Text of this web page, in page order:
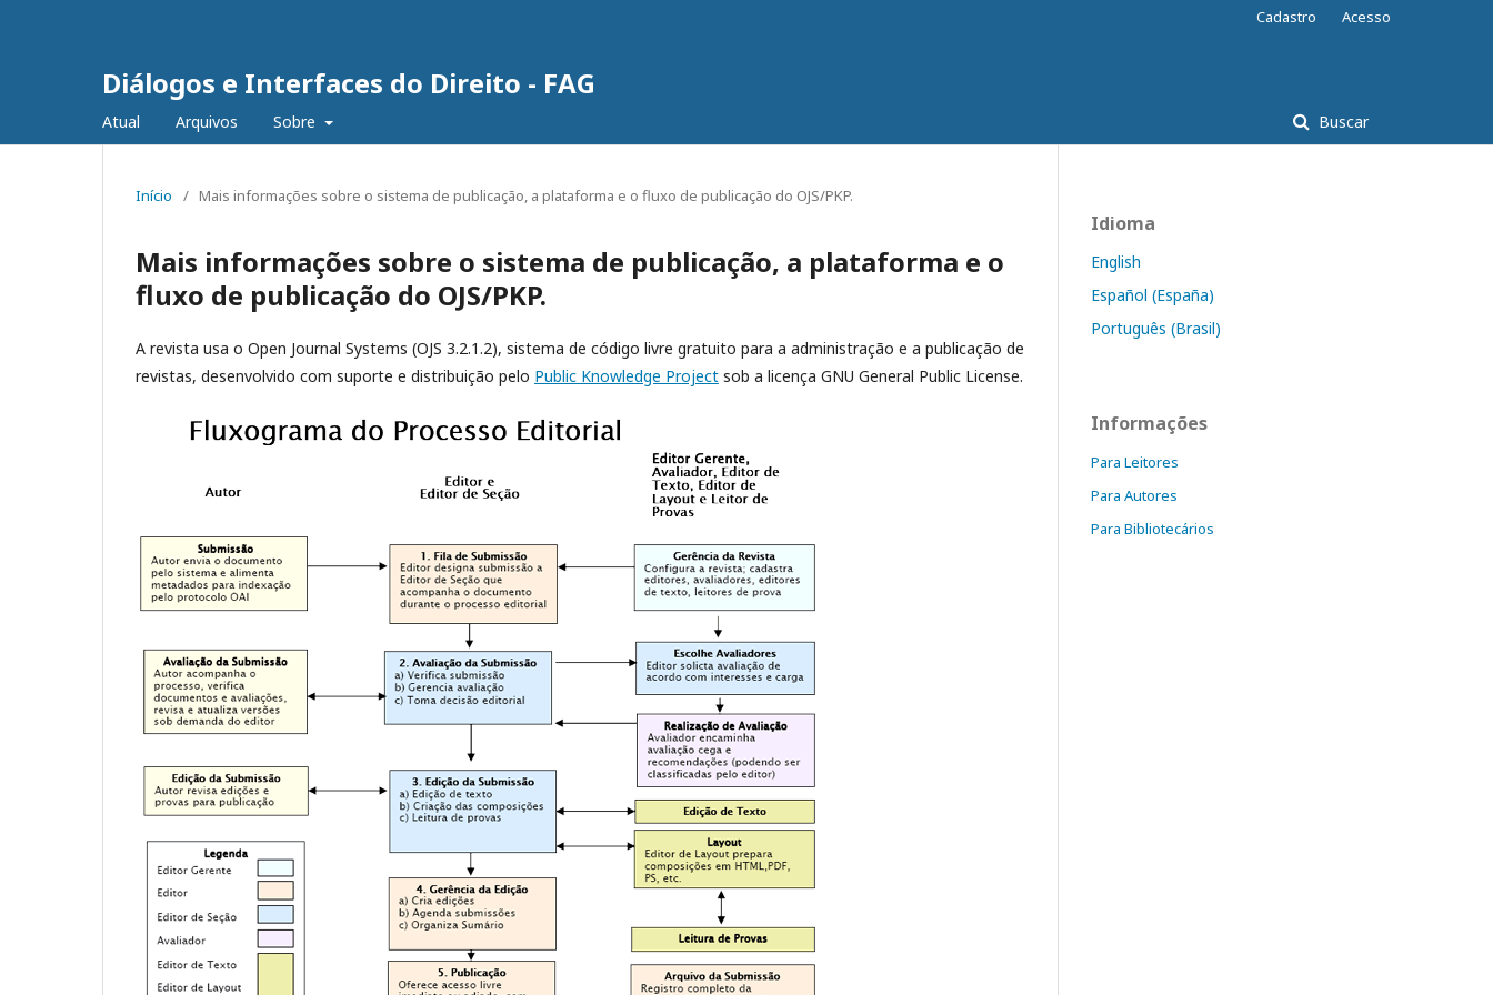
Diálogos e Interfaces do Direito - FAG
Atual Arquivos Sobre Buscar
Cadastro Acesso
Início / Mais informações sobre o sistema de publicação, a plataforma e o fluxo de publicação do OJS/PKP.
Mais informações sobre o sistema de publicação, a plataforma e o
fluxo de publicação do OJS/PKP.
A revista usa o Open Journal Systems (OJS 3.2.1.2), sistema de código livre gratuito para a administração e a publicação de
revistas, desenvolvido com suporte e distribuição pelo Public Knowledge Project sob a licença GNU General Public License.
Idioma
English
Español (España)
Português (Brasil)
Informações
Para Leitores
Para Autores
Para Bibliotecários